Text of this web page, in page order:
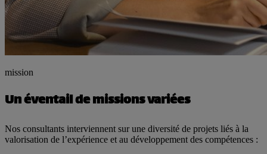
mission
Un éventail de missions variées
Nos consultants interviennent sur une diversité de projets liés à la
valorisation de l’expérience et au développement des compétences :